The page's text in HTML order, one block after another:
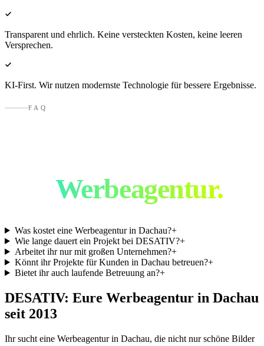
Transparent und ehrlich. Keine versteckten Kosten, keine leeren
Versprechen.
KI-First. Wir nutzen modernste Technologie für bessere Ergebnisse.
FAQ
Werbeagentur.
Was kostet eine Werbeagentur in Dachau?+
Wie lange dauert ein Projekt bei DESATIV?+
Arbeitet ihr nur mit großen Unternehmen?+
Könnt ihr Projekte für Kunden in Dachau betreuen?+
Bietet ihr auch laufende Betreuung an?+
DESATIV: Eure Werbeagentur in Dachau
seit 2013
Ihr sucht eine Werbeagentur in Dachau, die nicht nur schöne Bilder